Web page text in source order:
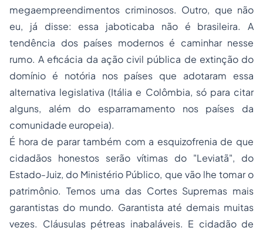
megaempreendimentos criminosos. Outro, que não
eu, já disse: essa jaboticaba não é brasileira. A
tendência dos países modernos é caminhar nesse
rumo. A eficácia da ação civil pública de extinção do
domínio é notória nos países que adotaram essa
alternativa legislativa (Itália e Colômbia, só para citar
alguns, além do esparramamento nos países da
comunidade europeia).
É hora de parar também com a esquizofrenia de que
cidadãos honestos serão vítimas do "Leviatã", do
Estado-Juiz, do Ministério Público, que vão lhe tomar o
patrimônio. Temos uma das Cortes Supremas mais
garantistas do mundo. Garantista até demais muitas
vezes. Cláusulas pétreas inabaláveis. E cidadão de